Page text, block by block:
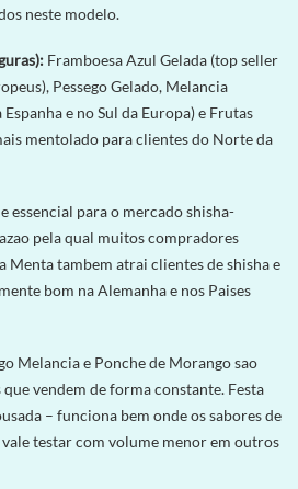
neste modelo.
Framboesa Azul Gelada (top seller
Pessego Gelado, Melancia
e no Sul da Europa) e Frutas
mentolado para clientes do Norte da
essencial para o mercado shisha-
pela qual muitos compradores
Menta tambem atrai clientes de shisha e
bom na Alemanha e nos Paises
Melancia e Ponche de Morango sao
vendem de forma constante. Festa
– funciona bem onde os sabores de
testar com volume menor em outros